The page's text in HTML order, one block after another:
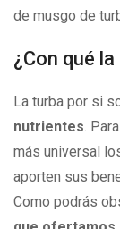
de musgo de
¿Con qué
La turba por si
nutrientes.
más universal
aporten sus
Como podrás